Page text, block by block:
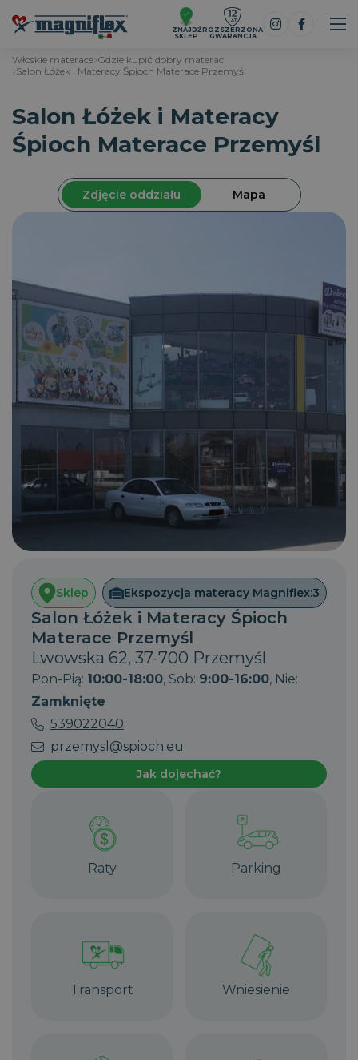
ZNAJDŹ
SKLEP
ROZSZERZONA
GWARANCJA
Włoskie materace Gdzie kupić dobry materac
Salon Łóżek i Materacy Śpioch Materace Przemyśl
Salon Łóżek i Materacy
Śpioch Materace Przemyśl
Sklep Ekspozycja materacy Magniflex:3
Salon Łóżek i Materacy Śpioch
Materace Przemyśl
Lwowska 62, 37-700 Przemyśl
Pon-Pią: 10:00-18:00, Sob: 9:00-16:00, Nie:
Zamknięte
539022040
przemysl@spioch.eu
Jak dojechać?
Raty Parking
Transport Wniesienie
Zdjęcie oddziału Mapa